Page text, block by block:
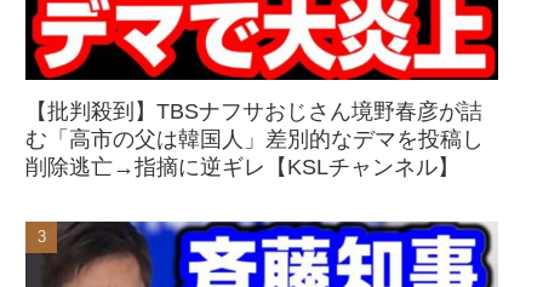
【批判殺到】TBSナフサおじさん境野春彦が詰
む「高市の父は韓国人」差別的なデマを投稿し
削除逃亡→指摘に逆ギレ【KSLチャンネル】